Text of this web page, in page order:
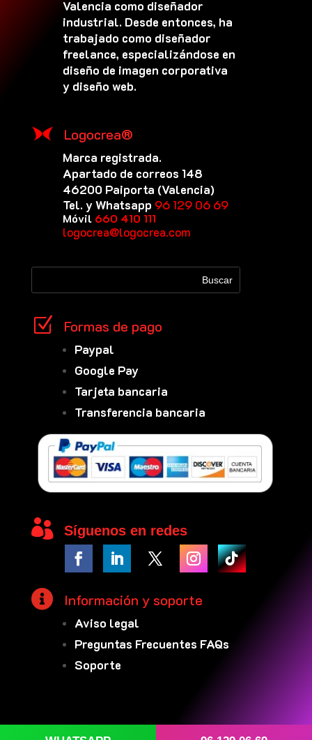
Valencia como diseñador
industrial. Desde entonces, ha
trabajado como diseñador
freelance, especializándose en
diseño de imagen corporativa
y diseño web.
Logocrea®
Marca registrada.
Apartado de correos 148
46200 Paiporta (Valencia)
Tel. y Whatsapp 96 129 06 69
Móvil 660 410 111
logocrea@logocrea.com
Z Formas de pago
Paypal
Google Pay
Tarjeta bancaria
Transferencia bancaria
 Síguenos en redes
 Información y soporte
Aviso legal
Preguntas Frecuentes FAQs
Soporte